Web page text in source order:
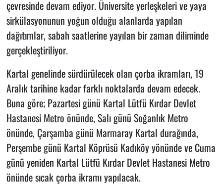
çevresinde devam ediyor. Üniversite yerleşkeleri ve yaya
sirkülasyonunun yoğun olduğu alanlarda yapılan
dağıtımlar, sabah saatlerine yayılan bir zaman diliminde
gerçekleştiriliyor.
Kartal genelinde sürdürülecek olan çorba ikramları, 19
Aralık tarihine kadar farklı noktalarda devam edecek.
Buna göre; Pazartesi günü Kartal Lütfü Kırdar Devlet
Hastanesi Metro önünde, Salı günü Soğanlık Metro
önünde, Çarşamba günü Marmaray Kartal durağında,
Perşembe günü Kartal Köprüsü Kadıköy yönünde ve Cuma
günü yeniden Kartal Lütfü Kırdar Devlet Hastanesi Metro
önünde sıcak çorba ikramı yapılacak.